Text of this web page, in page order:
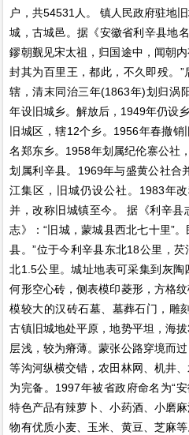
户，共54531人。 镇人民政府驻地
城，古城邑。据《安徽省利辛县地
鏐朝觐见宋太祖，归国途中，闻朝
封其为百里王，都此，不久即殁。
辖，清末同治三年(1863年)划归涡
年设旧城乡。解放后，1949年仍设
旧城区，辖12个乡。1956年春撤
名郑东乡。1958年划属纪伦寨公社
划属利辛县。1969年与盛黄公社合
江集区，旧城仍设公社。1983年
并，改称旧城镇至今。 据《利辛县
志》：“旧城，蒙城县西北七十里”
县。”位于今利辛县东北18公里，
北1.5公里。城址地表可采集到灰
何形空心砖，侧表模印菱形，方格
模较大的汉砖石墓、墓葬石门，雕
古镇旧城地处平原，地势平坦，海
层浅，较为瘠薄。蒙张公路穿境而
等沟河纵横交错，农田林网、机井
为完备。1997年被省政府命名为“
特色产品有辣萝卜、小药酒、小磨
物有优质小麦、玉米、黄豆、芝麻